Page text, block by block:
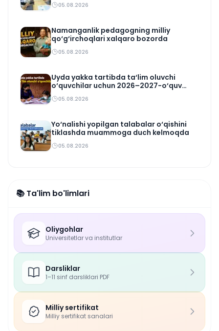
05.08.2026
Namanganlik pedagogning milliy
qo‘g‘irchoqlari xalqaro bozorda
05.08.2026
Uyda yakka tartibda ta‘lim oluvchi
o‘quvchilar uchun 2026–2027-o‘quv
rejasi tasdiqlandi
05.08.2026
Yo‘nalishi yopilgan talabalar o‘qishini
tiklashda muammoga duch kelmoqda
05.08.2026
📚 Ta'lim bo'limlari
Oliygohlar
Universitetlar va institutlar
Darsliklar
1–11 sinf darsliklari PDF
Milliy sertifikat
Milliy sertifikat sanalari